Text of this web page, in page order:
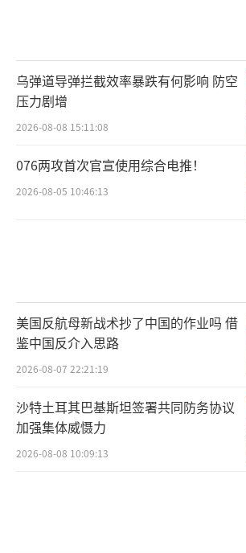
乌弹道导弹拦截效率暴跌有何影响 防空
压力剧增
2026-08-08 15:11:08
076两攻首次官宣使用综合电推！
2026-08-05 10:46:13
美国反航母新战术抄了中国的作业吗 借
鉴中国反介入思路
2026-08-07 22:21:19
沙特土耳其巴基斯坦签署共同防务协议
加强集体威慑力
2026-08-08 10:09:13